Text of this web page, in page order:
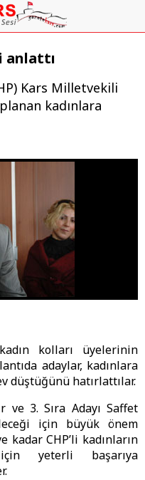
anlattı
Kars Milletvekili
kadınlara
kolları üyelerinin
adaylar, kadınlara
düştüğünü hatırlattılar.
ve 3. Sıra Adayı Saffet
için büyük önem
kadar CHP’li kadınların
yeterli başarıya